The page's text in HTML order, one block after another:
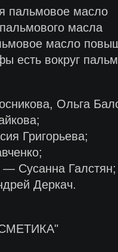
пальмовое масло
масла
масло
есть вокруг
Ольга
Григорьева;
Сусанна Галстян;
Деркач.